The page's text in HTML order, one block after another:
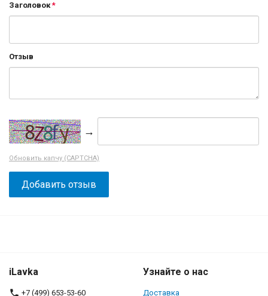
Заголовок
Отзыв
→
Обновить капчу (CAPTCHA)
iLavka
+7 (499) 653-53-60
Узнайте о нас
Доставка